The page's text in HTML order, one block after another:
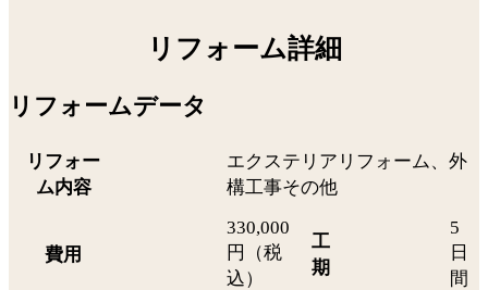
リフォーム詳細
リフォームデータ
リフォー
ム内容
エクステリアリフォーム、外
構工事その他
費用
330,000
円（税
込）
工
期
5
日
間